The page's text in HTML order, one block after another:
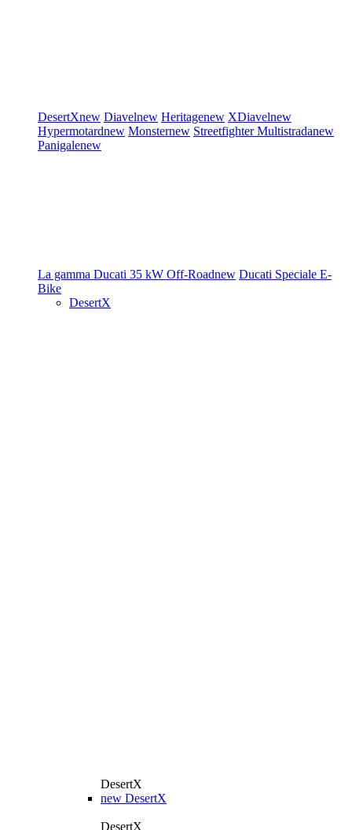
DesertXnew Diavelnew Heritagenew XDiavelnew
Hypermotardnew Monsternew StreetfighterMultistradanew
Panigalenew
La gamma Ducati 35 kW Off-Roadnew Ducati Speciale E-
Bike
DesertX
DesertX
new DesertX
DesertX